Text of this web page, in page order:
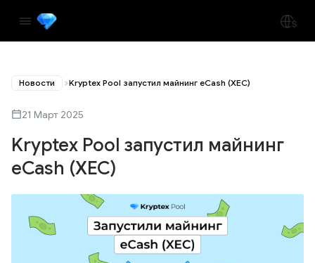
Новости Kryptex Pool запустил майнинг eCash (XEC)
21 Март 2025
Kryptex Pool запустил майнинг
eCash (XEC)